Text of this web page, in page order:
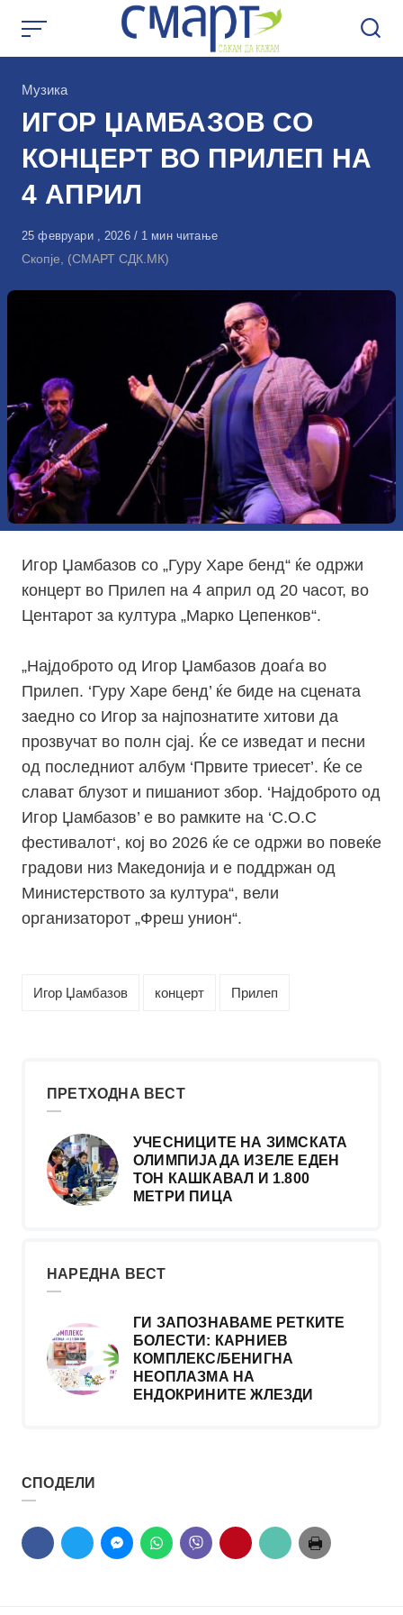
КАтегорија
Музика
ИГОР ЏАМБАЗОВ СО
КОНЦЕРТ ВО ПРИЛЕП НА
4 АПРИЛ
Објавено
на
25 февруари , 2026 1 мин читање
Скопје, (СМАРТ СДК.МК)
Игор Џамбазов со „Гуру Харе бенд“ ќе одржи
концерт во Прилеп на 4 април од 20 часот, во
Центарот за култура „Марко Цепенков“.
„Најдоброто од Игор Џамбазов доаѓа во
Прилеп. ‘Гуру Харе бенд’ ќе биде на сцената
заедно со Игор за најпознатите хитови да
прозвучат во полн сјај. Ќе се изведат и песни
од последниот албум ‘Првите триесет’. Ќе се
слават блузот и пишаниот збор. ‘Најдоброто од
Игор Џамбазов’ е во рамките на ‘С.О.С
фестивалот‘, кој во 2026 ќе се одржи во повеќе
градови низ Македонија и е поддржан од
Министерството за култура“, вели
организаторот „Фреш унион“.
Игор Џамбазов концерт Прилеп
ПРЕТХОДНА ВЕСТ
УЧЕСНИЦИТЕ НА ЗИМСКАТА
ОЛИМПИЈАДА ИЗЕЛЕ ЕДЕН
ТОН КАШКАВАЛ И 1.800
МЕТРИ ПИЦА
НАРЕДНА ВЕСТ
ГИ ЗАПОЗНАВАМЕ РЕТКИТЕ
БОЛЕСТИ: КАРНИЕВ
КОМПЛЕКС/БЕНИГНА
НЕОПЛАЗМА НА
ЕНДОКРИНИТЕ ЖЛЕЗДИ
СПОДЕЛИ